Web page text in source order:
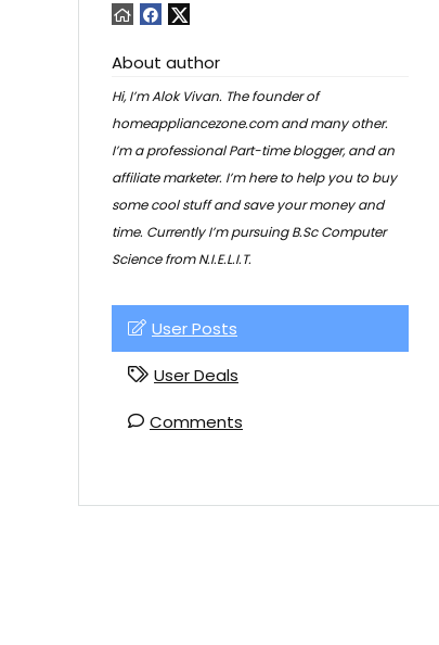
About author
Hi, I’m Alok Vivan. The founder of
homeappliancezone.com and many other.
I’m a professional Part-time blogger, and an
affiliate marketer. I’m here to help you to buy
some cool stuff and save your money and
time. Currently I’m pursuing B.Sc Computer
Science from N.I.E.L.I.T.
User Posts
User Deals
Comments